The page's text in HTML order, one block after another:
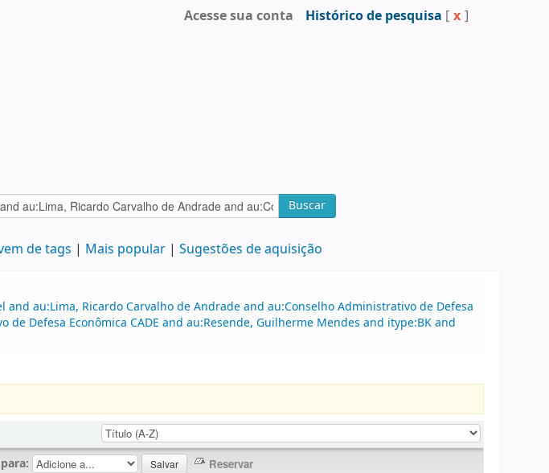
Acesse sua conta Histórico de pesquisa [ x ]
Buscar
de tags Mais popular Sugestões de aquisição
au:Lima, Ricardo Carvalho de Andrade and au:Conselho Administrativo de Defesa
Defesa Econômica CADE and au:Resende, Guilherme Mendes and itype:BK and